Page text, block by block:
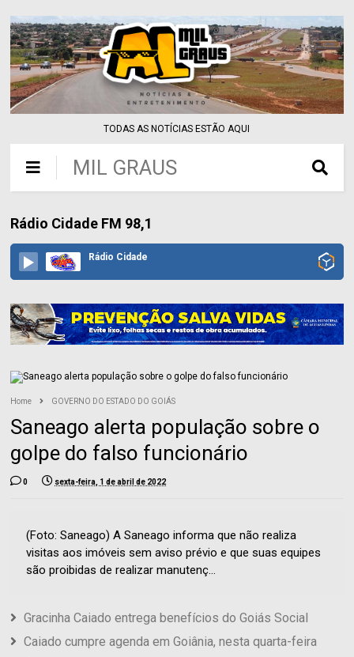
TODAS AS NOTÍCIAS ESTÃO AQUI
MIL GRAUS
Rádio Cidade FM 98,1
Rádio Cidade
Home GOVERNO DO ESTADO DO GOIÁS
Saneago alerta população sobre o
golpe do falso funcionário
0 sexta-feira, 1 de abril de 2022
(Foto: Saneago) A Saneago informa que não realiza
visitas aos imóveis sem aviso prévio e que suas equipes
são proibidas de realizar manutenç...
Gracinha Caiado entrega benefícios do Goiás Social
Caiado cumpre agenda em Goiânia, nesta quarta-feira